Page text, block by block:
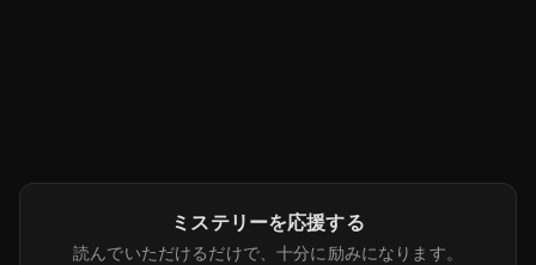
ミステリーを応援する
読んでいただけるだけで、十分に励みになります。